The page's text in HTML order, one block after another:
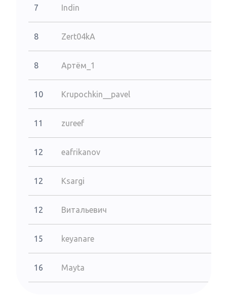
7 Indin
8 Zert04kA
8 Артём_1
10 Krupochkin__pavel
11 zureef
12 eafrikanov
12 Ksargi
12 Витальевич
15 keyanare
16 Mayta